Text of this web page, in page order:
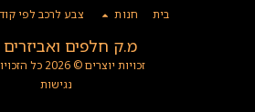
מ.ק חלפים
זכויות יוצרים © 2026 כל הזכויות שמורות
נגישות
בית חנות צבע לרכב לפי